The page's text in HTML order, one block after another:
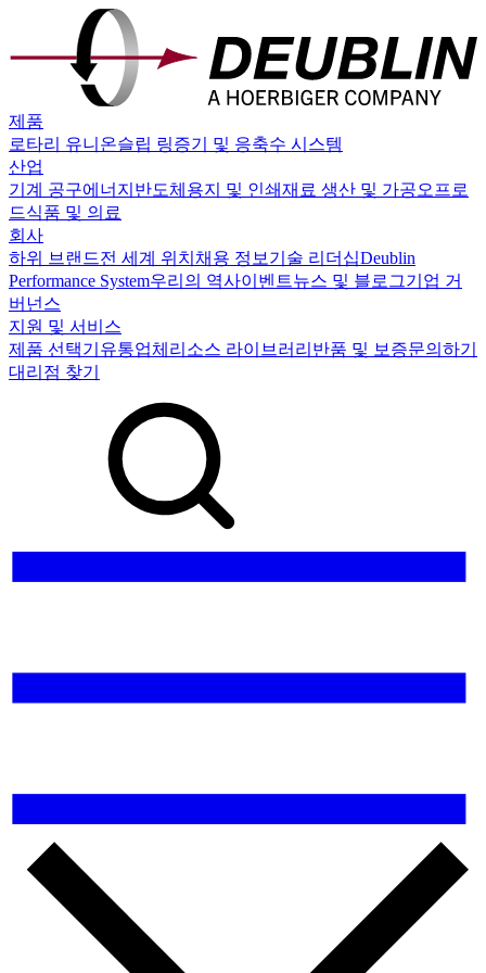
제품
로타리 유니온슬립 링증기 및 응축수 시스템
산업
기계 공구에너지 반도체 용지 및 인쇄재료 생산 및 가공오프로
드식품 및 의료
회사
하위 브랜드전 세계 위치 채용 정보 기술 리더십Deublin
Performance System우리의 역사이벤트뉴스 및 블로그기업 거
버넌스
지원 및 서비스
제품 선택기 유통업체 리소스 라이브러리 반품 및 보증문의하기
대리점 찾기